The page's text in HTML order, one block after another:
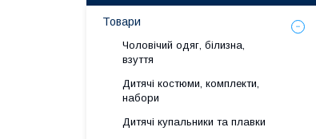
Товари
Чоловічий одяг, білизна,
взуття
Дитячі костюми, комплекти,
набори
Дитячі купальники та плавки